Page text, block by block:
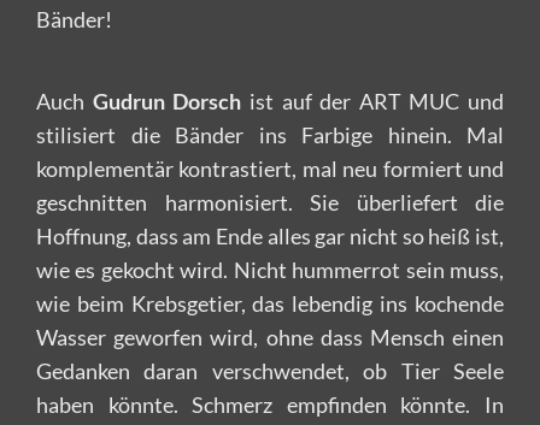
Bänder!
Auch Gudrun Dorsch ist auf der ART MUC und
stilisiert die Bänder ins Farbige hinein. Mal
komplementär kontrastiert, mal neu formiert und
geschnitten harmonisiert. Sie überliefert die
Hoffnung, dass am Ende alles gar nicht so heiß ist,
wie es gekocht wird. Nicht hummerrot sein muss,
wie beim Krebsgetier, das lebendig ins kochende
Wasser geworfen wird, ohne dass Mensch einen
Gedanken daran verschwendet, ob Tier Seele
haben könnte. Schmerz empfinden könnte. In